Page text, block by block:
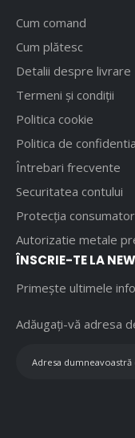
Cum comand
Cum plătesc
Detalii despre livrare
Termeni și condiții
Politica cookie
Politica de
Întrebari frecvente
Securitatea contului
Protecția
Autorizatie metale
ÎNSCRIE-TE LA
Primește ultimele
Adăugați-vă adresa